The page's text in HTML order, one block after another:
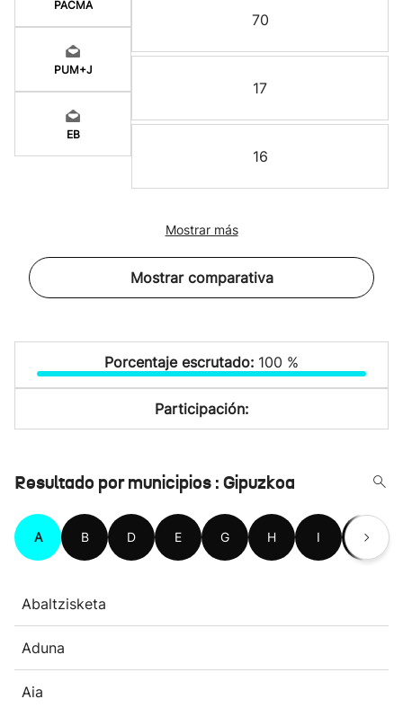
PACMA
PUM+J
EB
70
17
16
Mostrar más
Mostrar comparativa
Porcentaje escrutado: 100 %
Participación:
Resultado por municipios : Gipuzkoa
A B D E G H I L
Abaltzisketa
Aduna
Aia